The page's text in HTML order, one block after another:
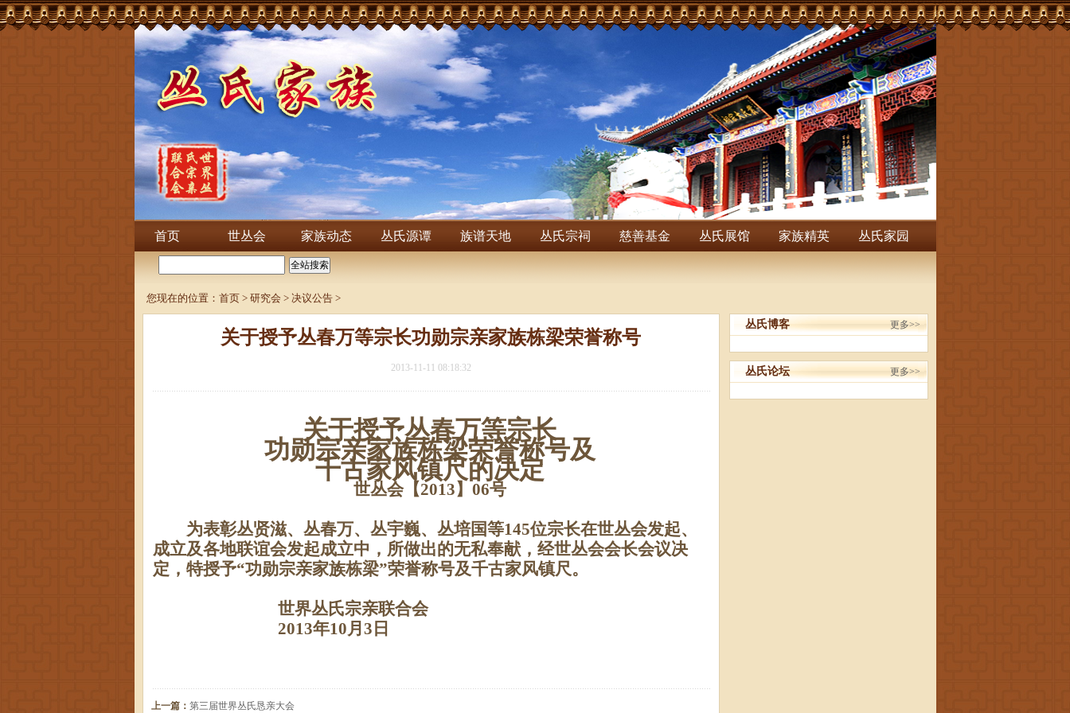
首页 世丛会 家族动态 丛氏源谭 族谱天地 丛氏宗祠 慈善基金 丛氏展馆 家族精英 丛氏家园
您现在的位置： 首页> 研究会 > 决议公告>
关于授予丛春万等宗长功勋宗亲家族栋梁荣誉称号
2013-11-11 08:18:32
关于授予丛春万等宗长
功勋宗亲家族栋梁荣誉称号及
千古家风镇尺的决定
世丛会【2013】 06号
为表彰丛贤滋、丛春万、丛宇巍、丛培国等145位宗长在世丛会发起、
成立及各地联谊会发起成立中，所做出的无私奉献，经世丛会会长会议决
定，特授予“功勋宗亲家族栋梁”荣誉称号及千古家风镇尺。
世界丛氏宗亲联合会
2013年10月 3 日
上一篇： 第三届世界丛氏恳亲大会
丛氏博客 更多>>
丛氏论坛 更多>>